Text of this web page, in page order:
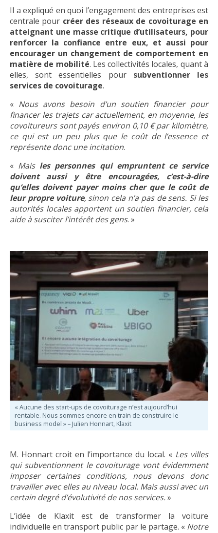
Il a expliqué en quoi l’engagement des entreprises est
centrale pour créer des réseaux de covoiturage en
atteignant une masse critique d’utilisateurs, pour
renforcer la confiance entre eux, et aussi pour
encourager un changement de comportement en
matière de mobilité. Les collectivités locales, quant à
elles, sont essentielles pour subventionner les
services de covoiturage.
« Nous avons besoin d’un soutien financier pour
financer les trajets car actuellement, en moyenne, les
covoitureurs sont payés environ 0,10 € par kilomètre,
ce qui est un peu plus que le coût de l’essence et
représente donc une incitation.
« Mais les personnes qui empruntent ce service
doivent aussi y être encouragées, c’est-à-dire
qu’elles doivent payer moins cher que le coût de
leur propre voiture, sinon cela n’a pas de sens. Si les
autorités locales apportent un soutien financier, cela
aide à susciter l’intérêt des gens. »
« Aucune des start-ups de covoiturage n’est aujourd’hui
rentable. Nous sommes encore en train de construire le
business model » – Julien Honnart, Klaxit
M. Honnart croit en l’importance du local. « Les villes
qui subventionnent le covoiturage vont évidemment
imposer certaines conditions, nous devons donc
travailler avec elles au niveau local. Mais aussi avec un
certain degré d’évolutivité de nos services.»
L’idée de Klaxit est de transformer la voiture
individuelle en transport public par le partage. « Notre